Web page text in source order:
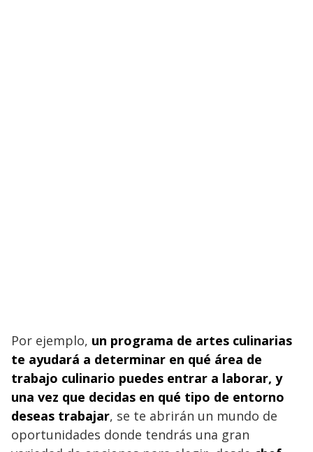
Por ejemplo, un programa de artes culinarias
te ayudará a determinar en qué área de
trabajo culinario puedes entrar a laborar, y
una vez que decidas en qué tipo de entorno
deseas trabajar, se te abrirán un mundo de
oportunidades donde tendrás una gran